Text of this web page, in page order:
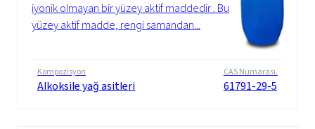
iyonik olmayan bir yüzey aktif maddedir . Bu
yüzey aktif madde, rengi samandan...
Kompozisyon
Alkoksile yağ asitleri
CAS Numarası.
61791-29-5